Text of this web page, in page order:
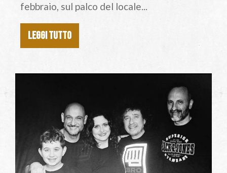
febbraio, sul palco del locale...
LEGGI TUTTO